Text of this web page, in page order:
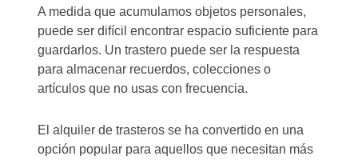
A medida que acumulamos objetos personales,
puede ser difícil encontrar espacio suficiente para
guardarlos. Un trastero puede ser la respuesta
para almacenar recuerdos, colecciones o
artículos que no usas con frecuencia.
El alquiler de trasteros se ha convertido en una
opción popular para aquellos que necesitan más